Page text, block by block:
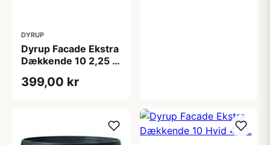
DYRUP
Dyrup Facade Ekstra
Dækkende 10 2,25 L
399,00 kr